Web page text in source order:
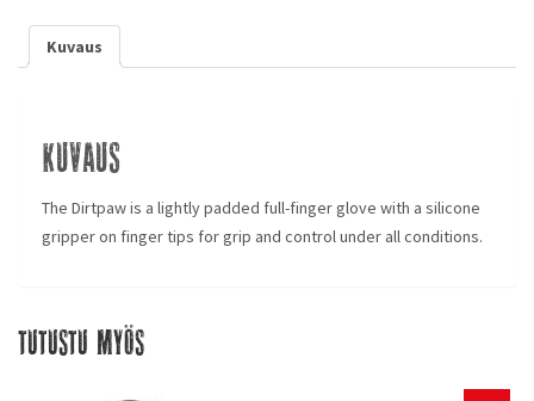
Kuvaus
Kuvaus
The Dirtpaw is a lightly padded full-finger glove with a silicone
gripper on finger tips for grip and control under all conditions.
Tutustu myös